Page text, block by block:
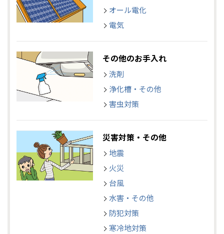
オール電化
電気
その他のお手入れ
洗剤
浄化槽・その他
害虫対策
災害対策・その他
地震
火災
台風
水害・その他
防犯対策
寒冷地対策